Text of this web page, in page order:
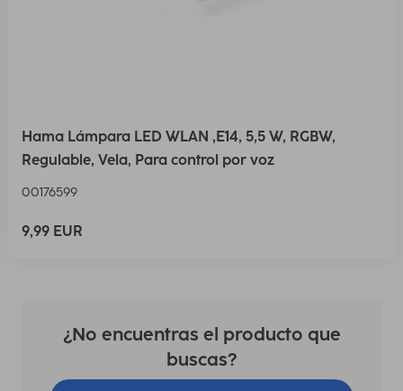
Hama Lámpara LED WLAN ,E14, 5,5 W, RGBW,
Regulable, Vela, Para control por voz
00176599
9,99 EUR
¿No encuentras el producto que
buscas?